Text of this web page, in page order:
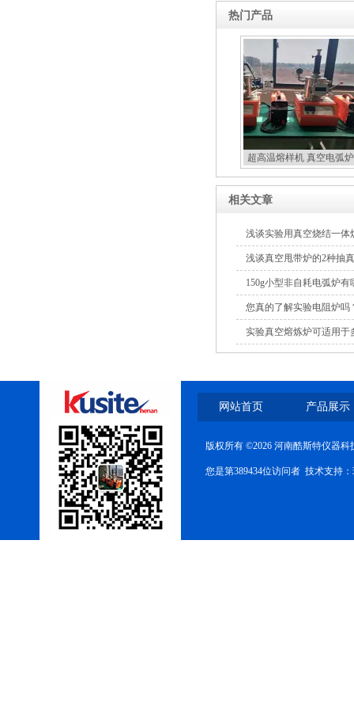
热门产品
超高温熔样机 真空电弧
相关文章
浅谈实验用真空烧结一体
浅谈真空甩带炉的2种抽
150g小型非自耗电弧炉有
您真的了解实验电阻炉吗
实验真空熔炼炉可适用
网站首页 产品展示
版权所有 ©2026 河南酷斯特仪器
您是第389434位访问者 技术支持：